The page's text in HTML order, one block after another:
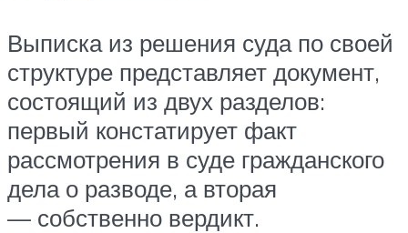
Выписка из решения суда по своей
структуре представляет документ,
состоящий из двух разделов:
первый констатирует факт
рассмотрения в суде гражданского
дела о разводе, а вторая
— собственно вердикт.